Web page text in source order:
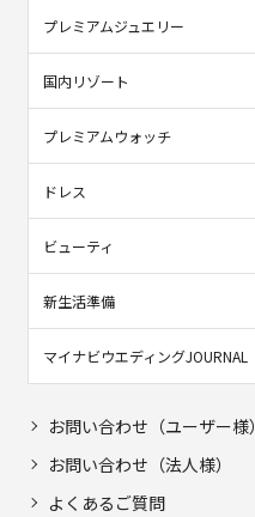
プレミアムジュエリー
国内リゾート
プレミアムウォッチ
ドレス
ビューティ
新生活準備
マイナビウエディングJOURNAL
お問い合わせ（ユーザー様）
お問い合わせ（法人様）
よくあるご質問